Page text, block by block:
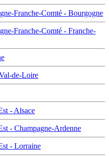
Franche-Comté - Bourgogne
Franche-Comté - Franche-
de-Loire
- Alsace
- Champagne-Ardenne
- Lorraine